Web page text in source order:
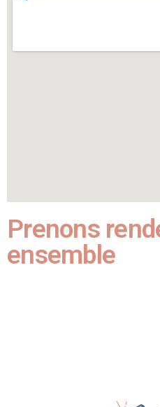
Prenons
ensemble